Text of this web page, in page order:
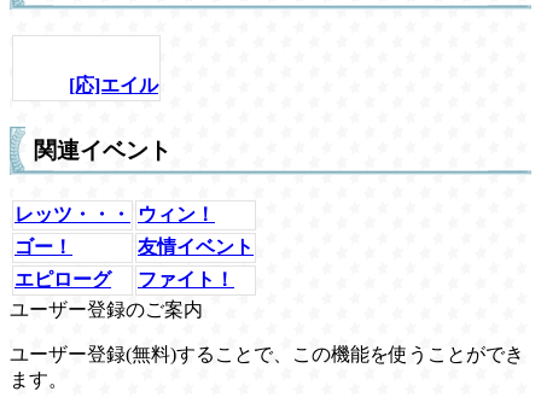
[応]エイル
関連イベント
レッツ・・・
ウィン！
ゴー！
友情イベント
エピローグ
ファイト！
ユーザー登録のご案内
ユーザー登録(無料)することで、この機能を使うことができ
ます。